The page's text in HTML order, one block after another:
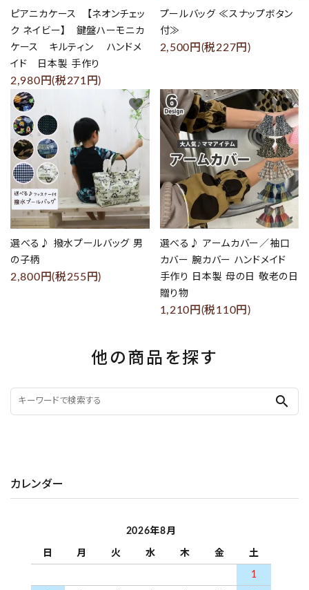
ピアニカケース 【ネオンチェッ
ク ネイビー】 鍵盤ハーモニカ
ケース キルティン ハンドメ
イド 日本製 手作り
2,980円(税271円)
プールバッグ ≪スナップボタン
付≫
2,500円(税227円)
選べる♪ 撥水プールバッグ 男
の子柄
2,800円(税255円)
favorite
選べる♪ アームカバー／袖口
カバー 腕カバー ハンドメイド
手作り 日本製 母の日 敬老の日
贈り物
1,210円(税110円)
favorite
他の商品を探す
search
カレンダー
2026年8月
日 月 火 水 木 金 土
1